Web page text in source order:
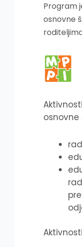
Program
osnovne
osnovne